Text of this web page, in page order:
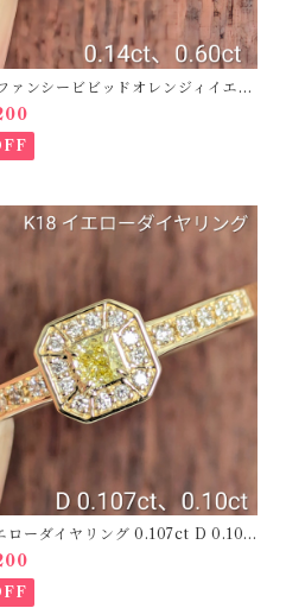
ンシービビッドオレンジィイエロ
リング D 0.144ct D 0.60ct【PRO
】
ローダイヤリング 0.107ct D 0.10c
】